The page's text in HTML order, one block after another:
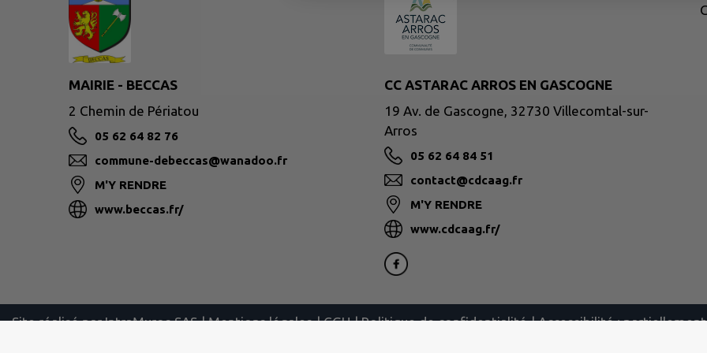
MAIRIE - BECCAS
2 Chemin de Périatou
05 62 64 82 76
commune-debeccas@wanadoo.fr
M'Y RENDRE
www.beccas.fr/
CC ASTARAC ARROS EN GASCOGNE
19 Av. de Gascogne, 32730 Villecomtal-sur-
Arros
05 62 64 84 51
contact@cdcaag.fr
M'Y RENDRE
www.cdcaag.fr/
Site réalisé par IntraMuros SAS |Mentions légales |CGU |Politique de confidentialité |Accessibilité :